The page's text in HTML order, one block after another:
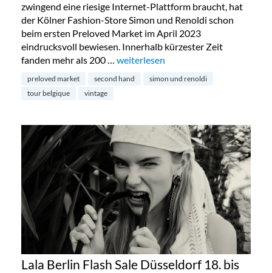
zwingend eine riesige Internet-Plattform braucht, hat
der Kölner Fashion-Store Simon und Renoldi schon
beim ersten Preloved Market im April 2023
eindrucksvoll bewiesen. Innerhalb kürzester Zeit
fanden mehr als 200 … „Preloved Market by Simon &
weiterlesen
preloved market second hand
simon und renoldi
tour belgique
vintage
Lala Berlin Flash Sale Düsseldorf 18. bis